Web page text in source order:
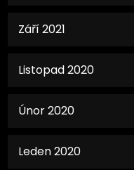
Září 2021
Listopad 2020
Únor 2020
Leden 2020